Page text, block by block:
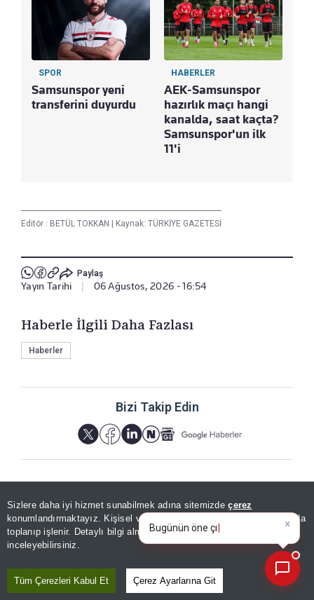
Sizlere daha iyi hizmet sunabilmek adına sitemizdeçerez
konumlandırmaktayız. Kişisel verileriniz, KVKK ve GDPR kapsamında
toplanıp işlenir. Detaylı bilgi almak içinAydınlatma Metnimizi
inceleyebilirsiniz.
Tüm Çerezleri Kabul Et Çerez Ayarlarına Git
SPOR
Samsunspor yeni
transferini duyurdu
HABERLER
AEK-Samsunspor
hazırlık maçı hangi
kanalda, saat kaçta?
Samsunspor'un ilk
11'i
Editör : BETÜL TOKKAN | Kaynak: TÜRKİYE GAZETESİ
Paylaş
Yayın Tarihi 06 Ağustos, 2026 - 16:54
Haberle İlgili Daha Fazlası
Haberler
Bizi Takip Edin
YORUMLAR
Yorum için giriş yapın
×
Bugünün öne çıkan manşetleri
ve gelişmeleri neler?